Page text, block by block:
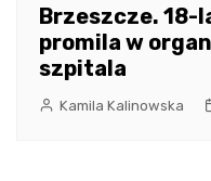
Brzeszcze. 18-
promila w
szpitala
Kamila Kalinowska